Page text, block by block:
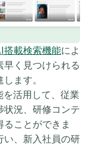
載検索機能によ
早く見つけられる
ます。
を活用して、従業
状況、研修コンテ
ことができま
い、新入社員の研